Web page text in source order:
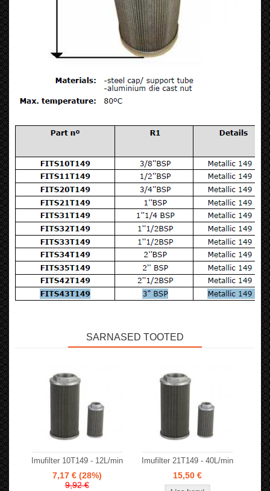
SARNASED TOOTED
Imufilter 10T149 - 12L/min
7,17 € (28%)
9,92 €
Imufilter 21T149 - 40L/min
15,50 €